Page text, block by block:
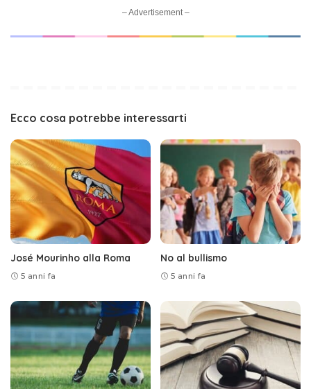
– Advertisement –
Ecco cosa potrebbe interessarti
José Mourinho alla Roma
5 anni fa
No al bullismo
5 anni fa